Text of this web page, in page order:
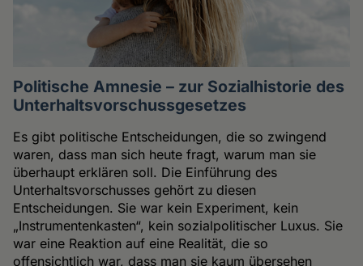
Politische Amnesie – zur Sozialhistorie des
Unterhaltsvorschussgesetzes
Es gibt politische Entscheidungen, die so zwingend
waren, dass man sich heute fragt, warum man sie
überhaupt erklären soll. Die Einführung des
Unterhaltsvorschusses gehört zu diesen
Entscheidungen. Sie war kein Experiment, kein
„Instrumentenkasten“, kein sozialpolitischer Luxus. Sie
war eine Reaktion auf eine Realität, die so
offensichtlich war, dass man sie kaum übersehen